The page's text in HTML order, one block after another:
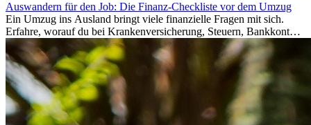
Auswandern für den Job: Die Finanz-Checkliste vor dem Umzug
Ein Umzug ins Ausland bringt viele finanzielle Fragen mit sich.
Erfahre, worauf du bei Krankenversicherung, Steuern, Bankkonto,
Rücklagen und Budgetplanung achten solltest, damit dein Neustart
im Ausland reibungslos gelingt.